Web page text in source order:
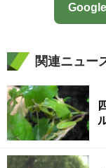
関連ニュー